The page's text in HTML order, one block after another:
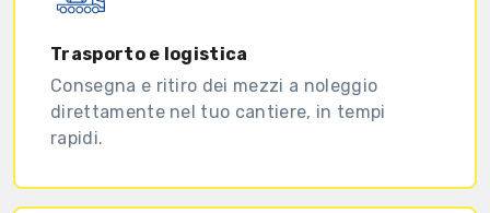
Trasporto e logistica
Consegna e ritiro dei mezzi a noleggio
direttamente nel tuo cantiere, in tempi
rapidi.